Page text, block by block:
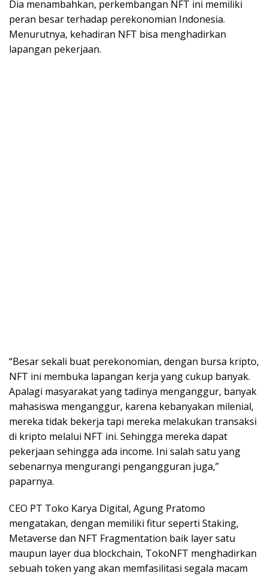
Dia menambahkan, perkembangan NFT ini memiliki
peran besar terhadap perekonomian Indonesia.
Menurutnya, kehadiran NFT bisa menghadirkan
lapangan pekerjaan.
“Besar sekali buat perekonomian, dengan bursa kripto,
NFT ini membuka lapangan kerja yang cukup banyak.
Apalagi masyarakat yang tadinya menganggur, banyak
mahasiswa menganggur, karena kebanyakan milenial,
mereka tidak bekerja tapi mereka melakukan transaksi
di kripto melalui NFT ini. Sehingga mereka dapat
pekerjaan sehingga ada income. Ini salah satu yang
sebenarnya mengurangi pengangguran juga,”
paparnya.
CEO PT Toko Karya Digital, Agung Pratomo
mengatakan, dengan memiliki fitur seperti Staking,
Metaverse dan NFT Fragmentation baik layer satu
maupun layer dua blockchain, TokoNFT menghadirkan
sebuah token yang akan memfasilitasi segala macam